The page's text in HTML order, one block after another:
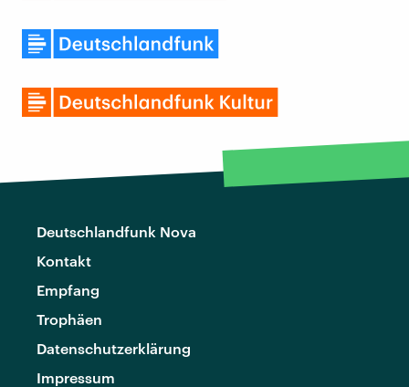
Deutschlandfunk Nova
Kontakt
Empfang
Trophäen
Datenschutzerklärung
Impressum